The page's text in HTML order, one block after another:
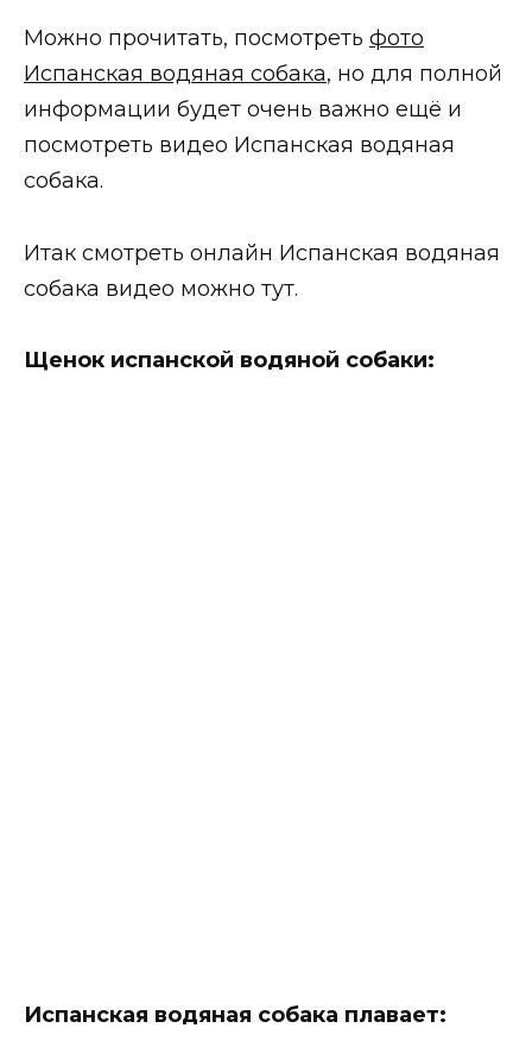
Можно прочитать, посмотреть фото
Испанская водяная собака, но для полной
информации будет очень важно ещё и
посмотреть видео Испанская водяная
собака.
Итак смотреть онлайн Испанская водяная
собака видео можно тут.
Щенок испанской водяной собаки:
Испанская водяная собака плавает: